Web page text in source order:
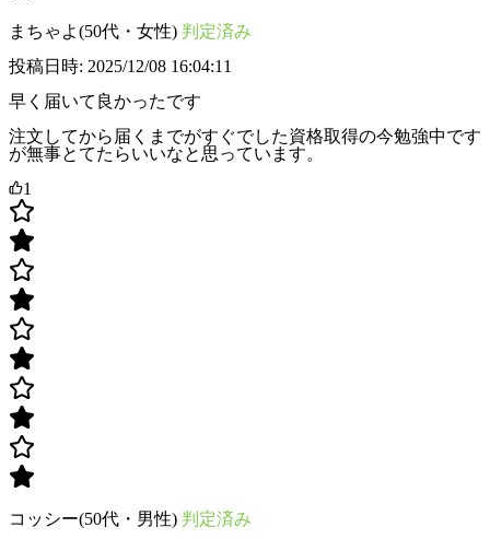
まちゃよ(50代・女性) 判定済み
投稿日時: 2025/12/08 16:04:11
早く届いて良かったです
注文してから届くまでがすぐでした資格取得の今勉強中です
が無事とてたらいいなと思っています。
1
コッシー(50代・男性) 判定済み